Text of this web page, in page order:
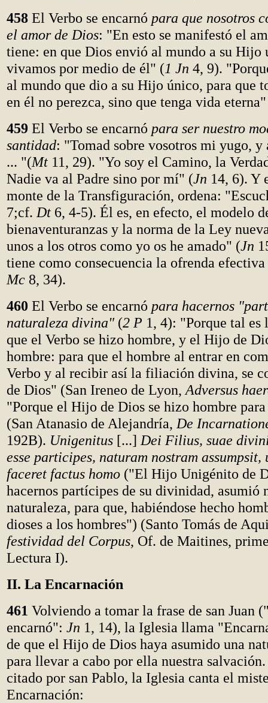
458 El Verbo se encarnó para que nosotros
el amor de Dios: "En esto se manifestó el
tiene: en que Dios envió al mundo a su Hijo
vivamos por medio de él" (1 Jn 4, 9).
al mundo que dio a su Hijo único, para que
en él no perezca, sino que tenga vida
459 El Verbo se encarnó para ser nuestro
santidad: "Tomad sobre vosotros mi yugo, y
... "(Mt 11, 29). "Yo soy el Camino, la
Nadie va al Padre sino por mí" (Jn 14, 6). Y
monte de la Transfiguración, ordena:
7;cf. Dt 6, 4-5). Él es, en efecto, el modelo
bienaventuranzas y la norma de la Ley
unos a los otros como yo os he amado" (Jn
tiene como consecuencia la ofrenda
Mc 8, 34).
460 El Verbo se encarnó para hacernos
naturaleza divina" (2 P 1, 4): "Porque tal es
que el Verbo se hizo hombre, y el Hijo de
hombre: para que el hombre al entrar en
Verbo y al recibir así la filiación divina, se
de Dios" (San Ireneo de Lyon, Adversus
"Porque el Hijo de Dios se hizo hombre
(San Atanasio de Alejandría, De
192B). Unigenitus [...] Dei Filius, suae
esse participes, naturam nostram assumpsit,
faceret factus homo ("El Hijo Unigénito de
hacernos partícipes de su divinidad, asumió
naturaleza, para que, habiéndose hecho
dioses a los hombres") (Santo Tomás de
festividad del Corpus, Of. de Maitines,
Lectura I).
II. La Encarnación
461 Volviendo a tomar la frase de san Juan
encarnó": Jn 1, 14), la Iglesia llama
de que el Hijo de Dios haya asumido una
para llevar a cabo por ella nuestra
citado por san Pablo, la Iglesia canta el
Encarnación: